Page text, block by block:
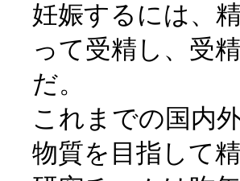
妊娠するには、
って受精し、受
だ。
これまでの国内
物質を目指して